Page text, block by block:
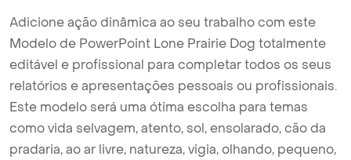
Adicione ação dinâmica ao seu trabalho com este
Modelo de PowerPoint Lone Prairie Dog totalmente
editável e profissional para completar todos os seus
relatórios e apresentações pessoais ou profissionais.
Este modelo será uma ótima escolha para temas
como vida selvagem, atento, sol, ensolarado, cão da
pradaria, ao ar livre, natureza, vigia, olhando, pequeno,